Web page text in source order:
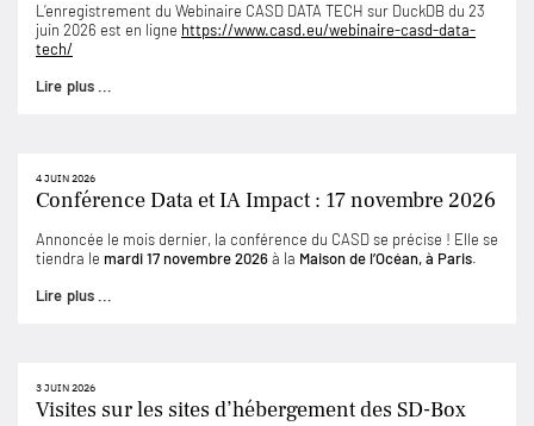
L’enregistrement du Webinaire CASD DATA TECH sur DuckDB du 23
juin 2026 est en ligne https://www.casd.eu/webinaire-casd-data-
tech/
Lire plus ...
4 JUIN 2026
Conférence Data et IA Impact : 17 novembre 2026
Annoncée le mois dernier, la conférence du CASD se précise ! Elle se
tiendra le mardi 17 novembre 2026à la Maison de l’Océan, à Paris.
Lire plus ...
3 JUIN 2026
Visites sur les sites d’hébergement des SD-Box